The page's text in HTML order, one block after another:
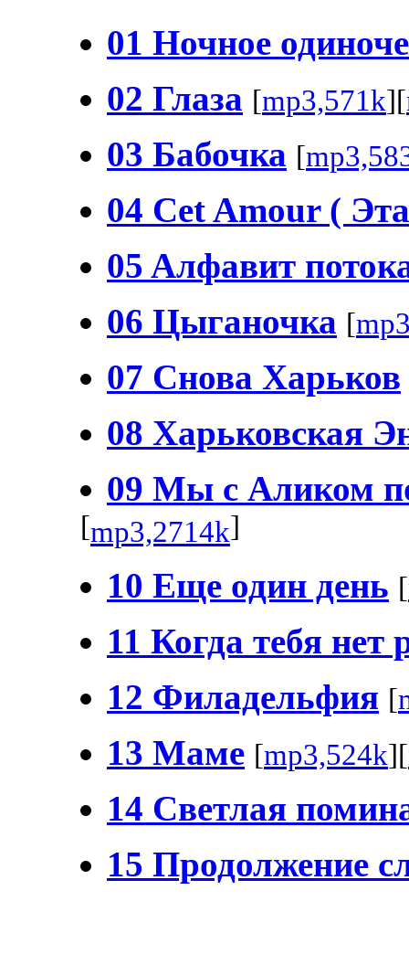
01 Hочное
02 Глаза [mp3,571k][
03 Бабочка [
04 Cet Amour (
05 Aлфавит
06 Цыганочка [
07 Снова Харьков
08 Харьковская
09 Мы с Аликом
[mp3,2714k]
10 Eще один день [
11 Когда тебя нет
12 Филадельфия [
13 Маме [mp3,524k][
14 Светлая
15 Продолжение